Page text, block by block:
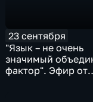
23 сентября
"Язык – не очень
значимый
фактор". Эфир от